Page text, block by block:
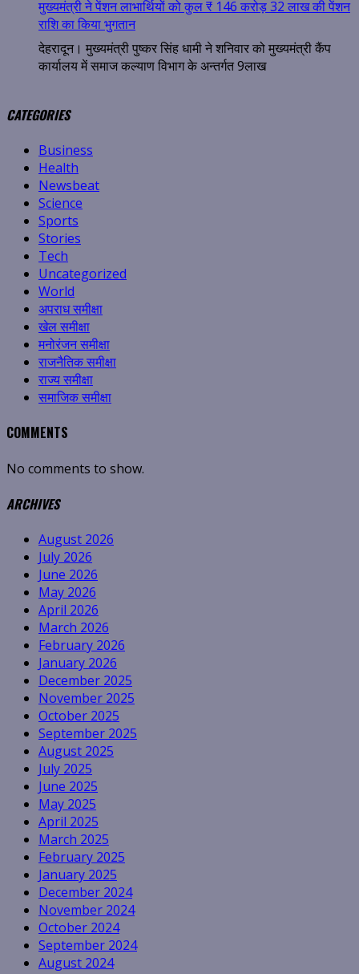
मुख्यमंत्री ने पेंशन लाभार्थियों को कुल ₹ 146 करोड़ 32 लाख की पेंशन
राशि का किया भुगतान
देहरादून। मुख्यमंत्री पुष्कर सिंह धामी ने शनिवार को मुख्यमंत्री कैंप
कार्यालय में समाज कल्याण विभाग के अन्तर्गत 9लाख
CATEGORIES
Business
Health
Newsbeat
Science
Sports
Stories
Tech
Uncategorized
World
अपराध समीक्षा
खेल समीक्षा
मनोरंजन समीक्षा
राजनैतिक समीक्षा
राज्य समीक्षा
समाजिक समीक्षा
COMMENTS
No comments to show.
ARCHIVES
August 2026
July 2026
June 2026
May 2026
April 2026
March 2026
February 2026
January 2026
December 2025
November 2025
October 2025
September 2025
August 2025
July 2025
June 2025
May 2025
April 2025
March 2025
February 2025
January 2025
December 2024
November 2024
October 2024
September 2024
August 2024